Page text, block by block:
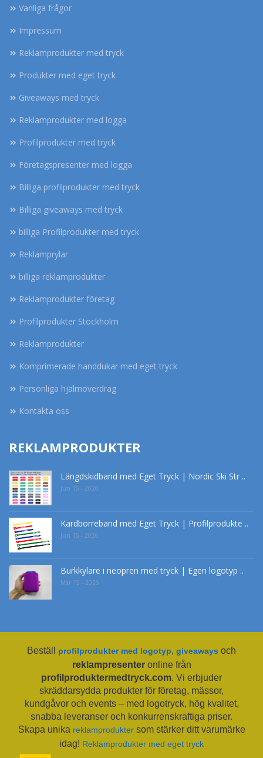
Vanliga frågor
Impressum
Reklamprodukter med tryck
Produkter med eget tryck
Giveaways med tryck
Reklamprodukter med logga
Profilprodukter med tryck
Företagspresenter med logga
Billiga profilprodukter med tryck
Billiga giveaways med tryck
billiga Profilprodukter med tryck
Reklamprylar
billiga reklamprodukter
Reklamprodukter företag
Profilprodukter Stockholm
Reklamprodukter
Komprimerade handdukar med eget tryck
Personliga hjälmöverdrag
Kontakta oss
REKLAMPRODUKTER
Längdskidband med Eget Tryck | Nordic Ski Str ..
Jun 15 - 2026
Kardborreband med Eget Tryck | Profilprodukte ..
Jun 15 - 2026
Burkkylare i neopren med tryck | Egen logotyp ..
Mar 15 - 2026
Beställ profilprodukter med logotyp, giveaways och
reklampresenteronline från
profilproduktermedtryck.com. Vi erbjuder
skräddarsydda produkter för företag, mässor,
kundgåvor och events – med logotryck, hög kvalitet,
snabba leveranser och konkurrenskraftiga priser.
Skapa unika reklamproduktersom stärker ditt varumärke
idag! Reklamprodukter med eget tryck